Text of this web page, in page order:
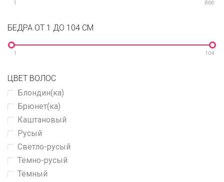
1 866
БЕДРА ОТ 1 ДО 104 СМ
1 104
ЦВЕТ ВОЛОС
Блондин(ка)
Брюнет(ка)
Каштановый
Русый
Светло-русый
Тёмно-русый
Тёмный